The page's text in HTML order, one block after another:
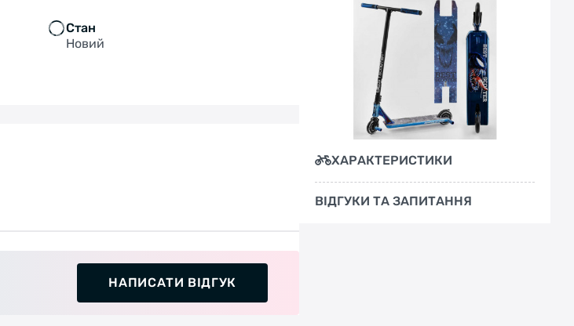
Стан
Новий
НАПИСАТИ ВІДГУК
ХАРАКТЕРИСТИКИ
ВІДГУКИ ТА ЗАПИТАННЯ